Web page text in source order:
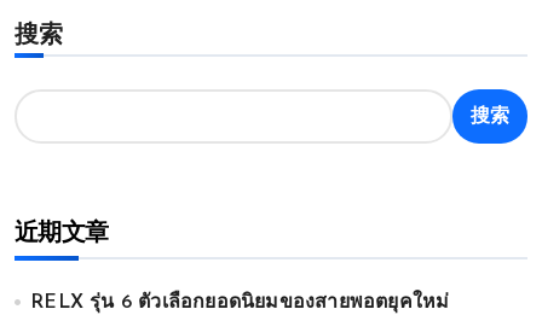
搜索
搜索
近期文章
RELX รุ่น 6 ตัวเลือกยอดนิยมของสายพอตยุคใหม่